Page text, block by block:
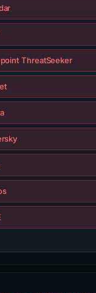
ThreatSeeker